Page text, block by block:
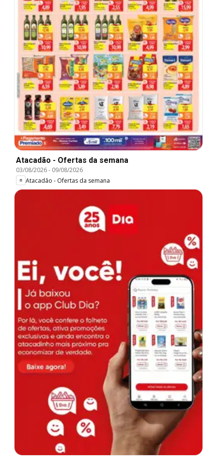
Atacadão - Ofertas da semana
03/08/2026- 09/08/2026
Atacadão - Ofertas da semana